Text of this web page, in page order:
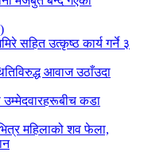
सहित उत्कृष्ठ कार्य गर्ने ३
आवाज उठाँउदा
उम्मेदवारहरूबीच कडा
महिलाको शव फेला,